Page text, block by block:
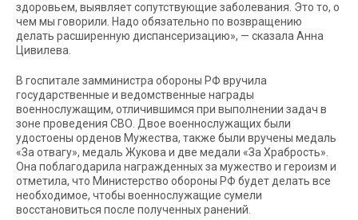
здоровьем, выявляет сопутствующие заболевания. Это то, о
чем мы говорили. Надо обязательно по возвращению
делать расширенную диспансеризацию», — сказала Анна
Цивилева.
В госпитале замминистра обороны РФ вручила
государственные и ведомственные награды
военнослужащим, отличившимся при выполнении задач в
зоне проведения СВО. Двое военнослужащих были
удостоены орденов Мужества, также были вручены медаль
«За отвагу», медаль Жукова и две медали «За Храбрость».
Она поблагодарила награжденных за мужество и героизм и
отметила, что Министерство обороны РФ будет делать все
необходимое, чтобы военнослужащие сумели
восстановиться после полученных ранений.